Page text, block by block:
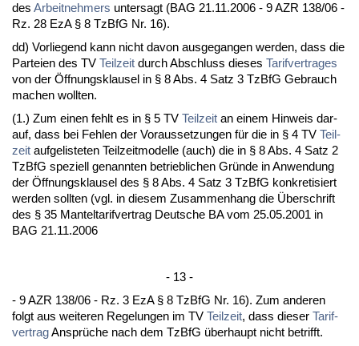
des Ar­beit­neh­mers un­ter­sagt (BAG 21.11.2006 - 9 AZR 138/06 -
Rz. 28 EzA § 8 Tz­B­fG Nr. 16).
dd) Vor­lie­gend kann nicht da­von aus­ge­gan­gen wer­den, dass die
Par­tei­en des TV Teil­zeit durch Ab­schluss die­ses Ta­rif­ver­tra­ges
von der Öff­nungs­klau­sel in § 8 Abs. 4 Satz 3 Tz­B­fG Ge­brauch
ma­chen woll­ten.
(1.) Zum ei­nen fehlt es in § 5 TV Teil­zeit an ei­nem Hin­weis dar­
auf, dass bei Feh­len der Vor­aus­set­zun­gen für die in § 4 TV Teil­
zeit auf­ge­lis­te­ten Teil­zeit­mo­del­le (auch) die in § 8 Abs. 4 Satz 2
Tz­B­fG spe­zi­ell ge­nann­ten be­trieb­li­chen Gründe in An­wen­dung
der Öff­nungs­klau­sel des § 8 Abs. 4 Satz 3 Tz­B­fG kon­kre­ti­siert
wer­den soll­ten (vgl. in die­sem Zu­sam­men­hang die Über­schrift
des § 35 Man­tel­ta­rif­ver­trag Deut­sche BA vom 25.05.2001 in
BAG 21.11.2006
- 13 -
- 9 AZR 138/06 - Rz. 3 EzA § 8 Tz­B­fG Nr. 16). Zum an­de­ren
folgt aus wei­te­ren Re­ge­lun­gen im TV Teil­zeit, dass die­ser Ta­rif­
ver­tragAnsprüche nach dem Tz­B­fG über­haupt nicht be­trifft.